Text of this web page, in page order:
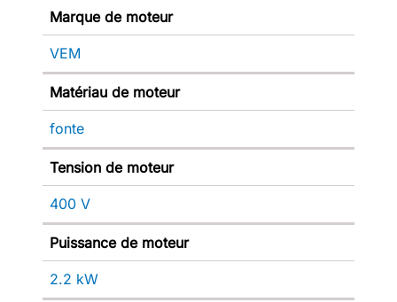
Marque de moteur
VEM
Matériau de moteur
fonte
Tension de moteur
400 V
Puissance de moteur
2.2 kW